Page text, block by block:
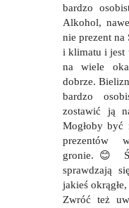
bardzo
Alkohol,
nie prezent na
i klimatu i jest
na wiele
dobrze.
bardzo
zostawić ją
Mogłoby być
prezentów
gronie. 😊
sprawdzają
jakieś
Zwróć też